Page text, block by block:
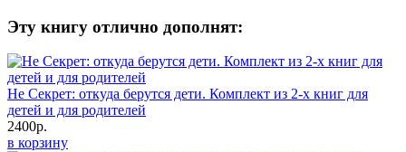
Эту книгу отлично дополнят:
Не Секрет: откуда берутся дети. Комплект из 2-х книг для
детей и для родителей
2400р.
в корзину